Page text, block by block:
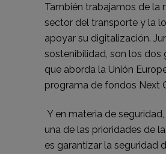
También trabajamos de la
sector del transporte y la
apoyar su digitalización.
sostenibilidad, son los dos
que aborda la Unión
programa de fondos Next
Y en materia de
una de las prioridades de
es garantizar la seguridad